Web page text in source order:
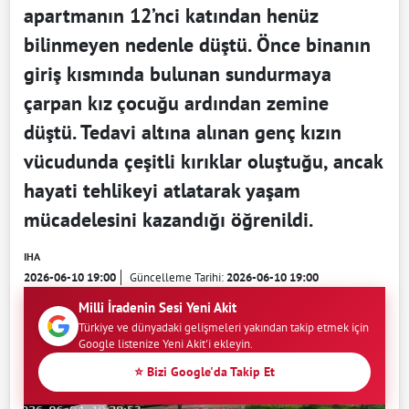
apartmanın 12’nci katından henüz
bilinmeyen nedenle düştü. Önce binanın
giriş kısmında bulunan sundurmaya
çarpan kız çocuğu ardından zemine
düştü. Tedavi altına alınan genç kızın
vücudunda çeşitli kırıklar oluştuğu, ancak
hayati tehlikeyi atlatarak yaşam
mücadelesini kazandığı öğrenildi.
IHA
2026-06-10 19:00 Güncelleme Tarihi:2026-06-10 19:00
Milli İradenin Sesi Yeni Akit
Türkiye ve dünyadaki gelişmeleri yakından takip etmek için
Google listenize Yeni Akit'i ekleyin.
⭐ Bizi Google'da Takip Et